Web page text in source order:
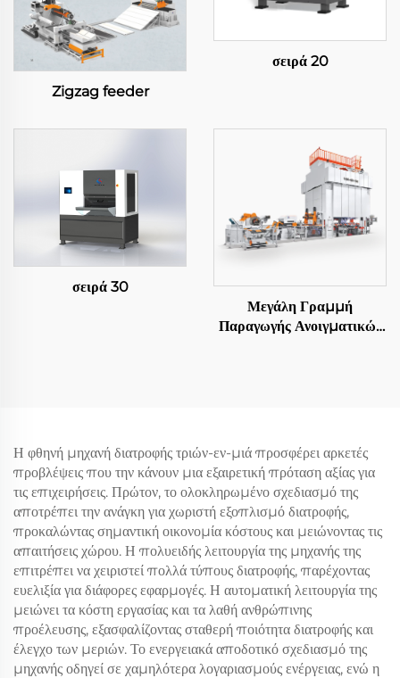
Zigzag feeder
σειρά 20
σειρά 30
Μεγάλη Γραμμή
Παραγωγής Ανοιγματικών
Η φθηνή μηχανή διατροφής τριών-εν-μιά προσφέρει αρκετές
προβλέψεις που την κάνουν μια εξαιρετική πρόταση αξίας για
τις επιχειρήσεις. Πρώτον, το ολοκληρωμένο σχεδιασμό της
αποτρέπει την ανάγκη για χωριστή εξοπλισμό διατροφής,
προκαλώντας σημαντική οικονομία κόστους και μειώνοντας τις
απαιτήσεις χώρου. Η πολυειδής λειτουργία της μηχανής της
επιτρέπει να χειριστεί πολλά τύπους διατροφής, παρέχοντας
ευελιξία για διάφορες εφαρμογές. Η αυτοματική λειτουργία της
μειώνει τα κόστη εργασίας και τα λαθή ανθρώπινης
προέλευσης, εξασφαλίζοντας σταθερή ποιότητα διατροφής και
έλεγχο των μεριών. Το ενεργειακά αποδοτικό σχεδιασμό της
μηχανής οδηγεί σε χαμηλότερα λογαριασμούς ενέργειας, ενώ η